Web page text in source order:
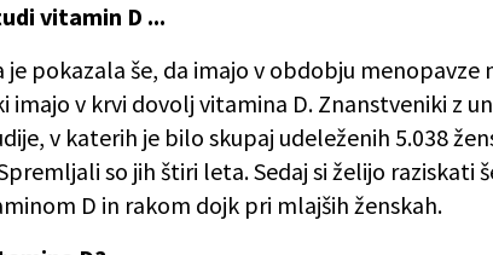
vitamin D ...
je pokazala še, da imajo v obdobju menopavze
imajo v krvi dovolj vitamina D. Znanstveniki z
v katerih je bilo skupaj udeleženih 5.038
so jih štiri leta. Sedaj si želijo raziskati
D in rakom dojk pri mlajših ženskah.